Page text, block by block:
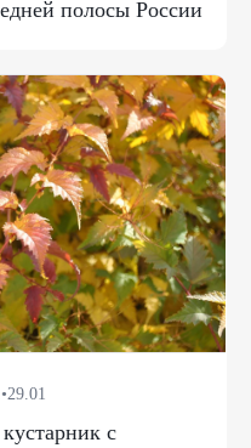
полосы России
•29.01
с